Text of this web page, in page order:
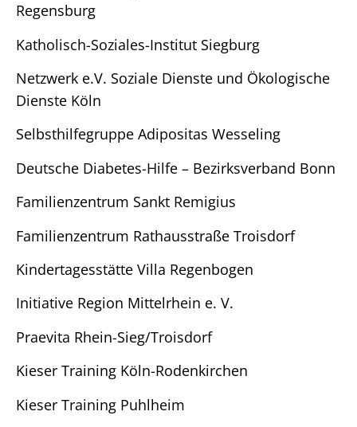
Regensburg
Katholisch-Soziales-Institut Siegburg
Netzwerk e.V. Soziale Dienste und Ökologische
Dienste Köln
Selbsthilfegruppe Adipositas Wesseling
Deutsche Diabetes-Hilfe – Bezirksverband Bonn
Familienzentrum Sankt Remigius
Familienzentrum Rathausstraße Troisdorf
Kindertagesstätte Villa Regenbogen
Initiative Region Mittelrhein e. V.
Praevita Rhein-Sieg/Troisdorf
Kieser Training Köln-Rodenkirchen
Kieser Training Puhlheim